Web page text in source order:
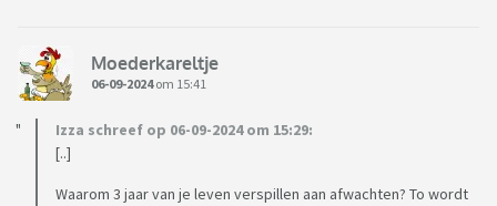
Moederkareltje
06-09-2024om 15:41
Izza schreef op 06-09-2024 om 15:29:
[..]
Waarom 3 jaar van je leven verspillen aan afwachten? To wordt